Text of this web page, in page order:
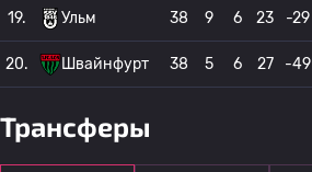
19. Ульм 38 9 6 23 -29
20. Швайнфурт 38 5 6 27 -49
Трансферы